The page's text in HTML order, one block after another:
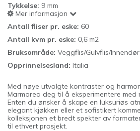
Tykkelse: 9 mm
Mer informasjon
Antall fliser pr. eske: 60
Antall kvm pr. eske: 0,6 m2
Bruksområde: Veggflis/Gulvflis/
Opprinnelsesland: Italia
Med nøye utvalgte kontraster og
Marmorea deg til å eksperimentere med
Enten du ønsker å skape en luksuriøs
elegant kjøkken eller et sofistikert
kolleksjonen et bredt spekter av
til ethvert prosjekt.